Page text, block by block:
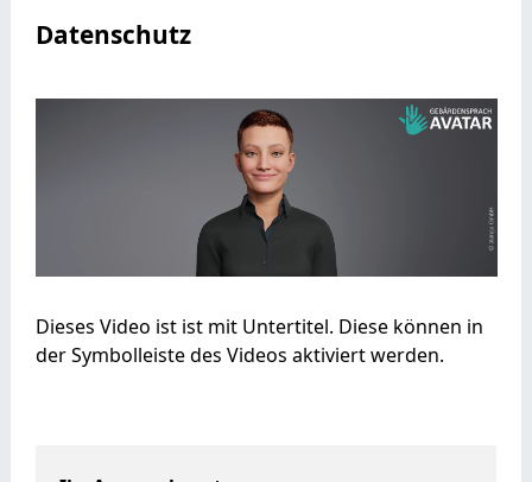
Datenschutz
Dieses Video ist ist mit Untertitel. Diese können in
der Symbolleiste des Videos aktiviert werden.